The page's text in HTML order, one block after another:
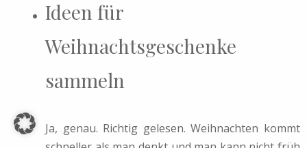
Ideen für
Weihnachtsgeschenke
sammeln
Ja, genau. Richtig gelesen. Weihnachten kommt